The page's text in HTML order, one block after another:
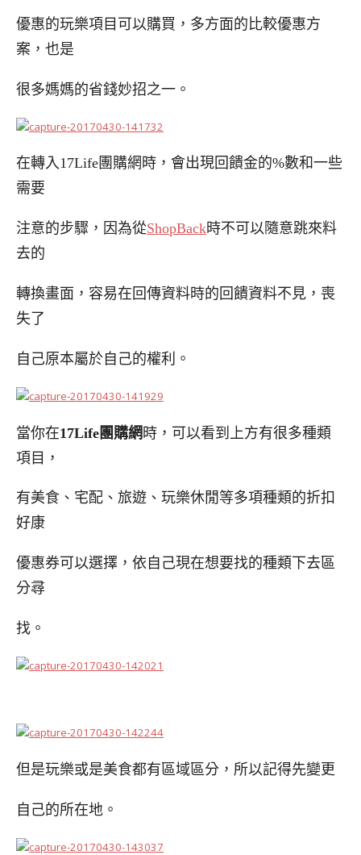
優惠的玩樂項目可以購買，多方面的比較優惠方
案，也是
很多媽媽的省錢妙招之一。
在轉入17Life團購網時，會出現回饋金的%數和一些
需要
注意的步驟，因為從ShopBack時不可以隨意跳來料
去的
轉換畫面，容易在回傳資料時的回饋資料不見，喪
失了
自己原本屬於自己的權利。
當你在17Life團購網 時，可以看到上方有很多種類
項目，
有美食、宅配、旅遊、玩樂休閒等多項種類的折扣
好康
優惠券可以選擇， 依自己現在想要找的種類下去區
分尋
找。
但是玩樂或是美食都有區域區分，所以記得先變更
自己的所在地。